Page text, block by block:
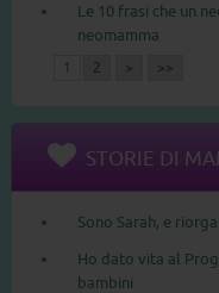
Le 10 frasi che un
neomamma
1 2 > >>
STORIE DI
Sono Sarah, e
Ho dato vita al
bambini